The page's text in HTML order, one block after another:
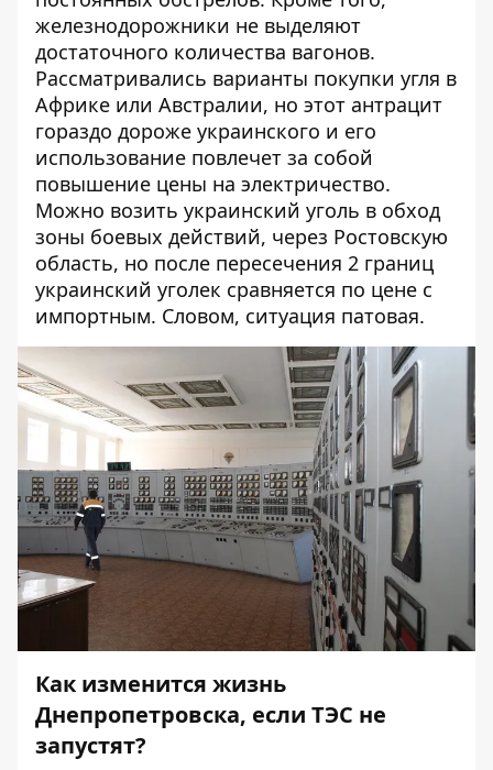
железнодорожники не выделяют
достаточного количества вагонов.
Рассматривались варианты покупки угля в
Африке или Австралии, но этот антрацит
гораздо дороже украинского и его
использование повлечет за собой
повышение цены на электричество.
Можно возить украинский уголь в обход
зоны боевых действий, через Ростовскую
область, но после пересечения 2 границ
украинский уголек сравняется по цене с
импортным. Словом, ситуация патовая.
Как изменится жизнь
Днепропетровска, если ТЭС не
запустят?